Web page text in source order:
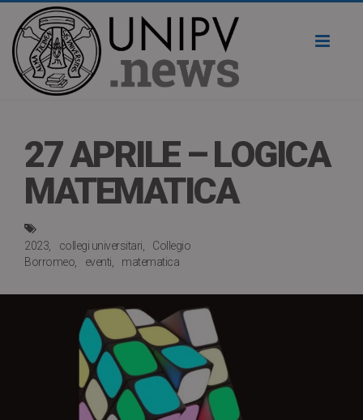
27 APRILE – LOGICA
MATEMATICA
2023 collegi universitari
Collegio
Borromeo
eventi matematica